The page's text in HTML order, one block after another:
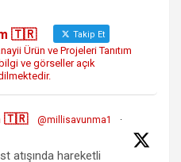
🇹🇷 Takip Et
Ürün ve Projeleri Tanıtım
ve görseller açık
🇹🇷 @millisavunma1
·
atışında hareketli